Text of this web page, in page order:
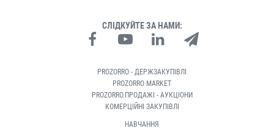
СЛІДКУЙТЕ ЗА НАМИ:
PROZORRO - ДЕРЖЗАКУПІВЛІ
PROZORRO MARKET
PROZORRO.ПРОДАЖІ - АУКЦІОНИ
КОМЕРЦІЙНІ ЗАКУПІВЛІ
НАВЧАННЯ